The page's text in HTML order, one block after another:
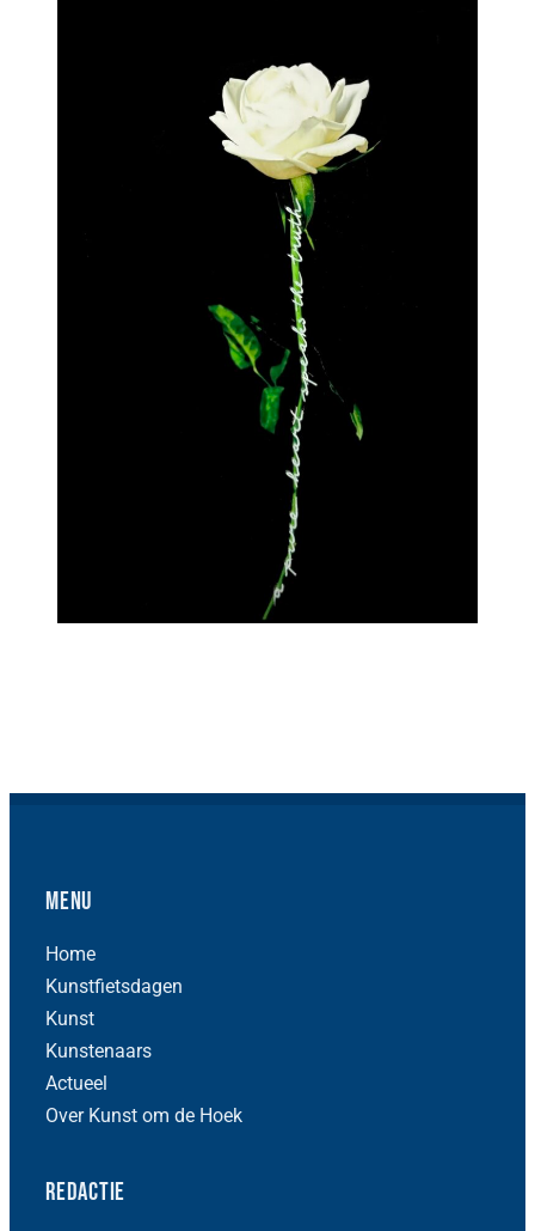
Menu
Home
Kunstfietsdagen
Kunst
Kunstenaars
Actueel
Over Kunst om de Hoek
Redactie